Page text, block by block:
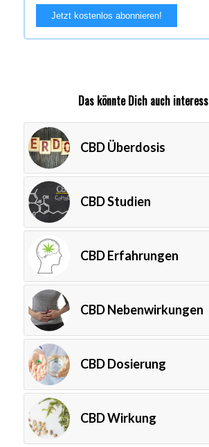
Das könnte Dich auch
CBD Überdosis
CBD Studien
CBD Erfahrungen
CBD Nebenwirkungen
CBD Dosierung
CBD Wirkung